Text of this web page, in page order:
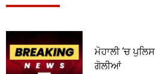
ਮੋਹਾਲੀ ‘ਚ
ਗੋਲੀਆਂ